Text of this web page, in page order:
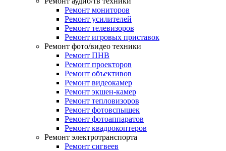
Ремонт мониторов
Ремонт усилителей
Ремонт телевизоров
Ремонт игровых приставок
Ремонт фото/видео техники
Ремонт ПНВ
Ремонт проекторов
Ремонт объективов
Ремонт видеокамер
Ремонт экшен-камер
Ремонт тепловизоров
Ремонт фотовспышек
Ремонт фотоаппаратов
Ремонт квадрокоптеров
Ремонт электротранспорта
Ремонт сигвеев